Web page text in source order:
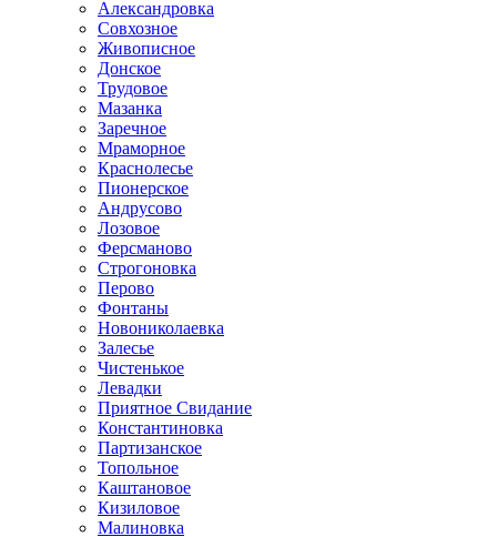
Александровка
Совхозное
Живописное
Донское
Трудовое
Мазанка
Заречное
Мраморное
Краснолесье
Пионерское
Андрусово
Лозовое
Ферсманово
Строгоновка
Перово
Фонтаны
Новониколаевка
Залесье
Чистенькое
Левадки
Приятное Свидание
Константиновка
Партизанское
Топольное
Каштановое
Кизиловое
Малиновка